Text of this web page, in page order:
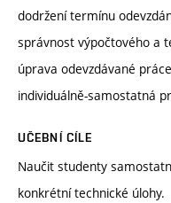
dodržení termínu
správnost výpočtového a
úprava odevzdávané
individuálně-samostatná
UČEBNÍ CÍLE
Naučit studenty
konkrétní technické úlohy.